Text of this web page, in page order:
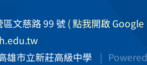
文慈路 99 號( 點我開啟 Google
雄市立新莊高級中學 |